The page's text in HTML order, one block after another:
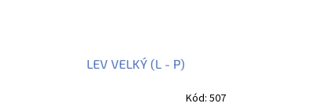
LEV VELKÝ (L - P)
Kód: 507